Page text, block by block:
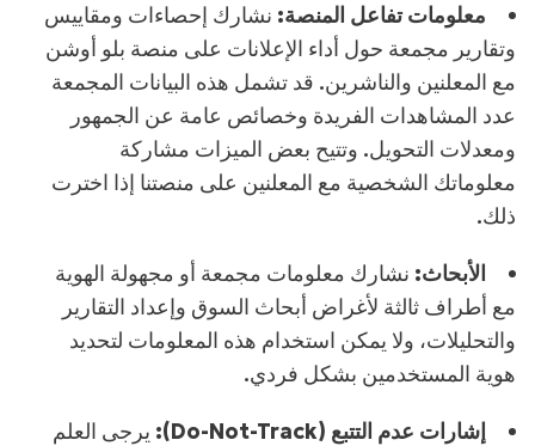
معلومات تفاعل المنصة: نشارك إحصاءات ومقاييس
وتقارير مجمعة حول أداء الإعلانات على منصة بلو أوشن
مع المعلنين والناشرين. قد تشمل هذه البيانات المجمعة
عدد المشاهدات الفريدة وخصائص عامة عن الجمهور
ومعدلات التحويل. وتتيح بعض الميزات مشاركة
معلوماتك الشخصية مع المعلنين على منصتنا إذا اخترت
ذلك.
الأبحاث: نشارك معلومات مجمعة أو مجهولة الهوية
مع أطراف ثالثة لأغراض أبحاث السوق وإعداد التقارير
والتحليلات، ولا يمكن استخدام هذه المعلومات لتحديد
هوية المستخدمين بشكل فردي.
إشارات عدم التتبع (Do-Not-Track):
يرجى العلم